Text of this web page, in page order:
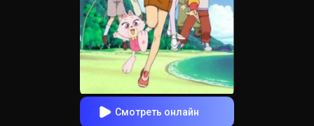
Смотреть онлайн